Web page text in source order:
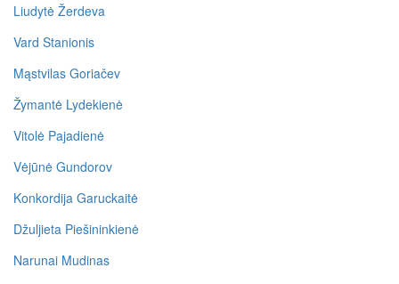
Liudytė Žerdeva
Vard Stanionis
Mąstvilas Goriačev
Žymantė Lydekienė
Vitolė Pajadienė
Vėjūnė Gundorov
Konkordija Garuckaitė
Džuljieta Piešininkienė
Narunai Mudinas